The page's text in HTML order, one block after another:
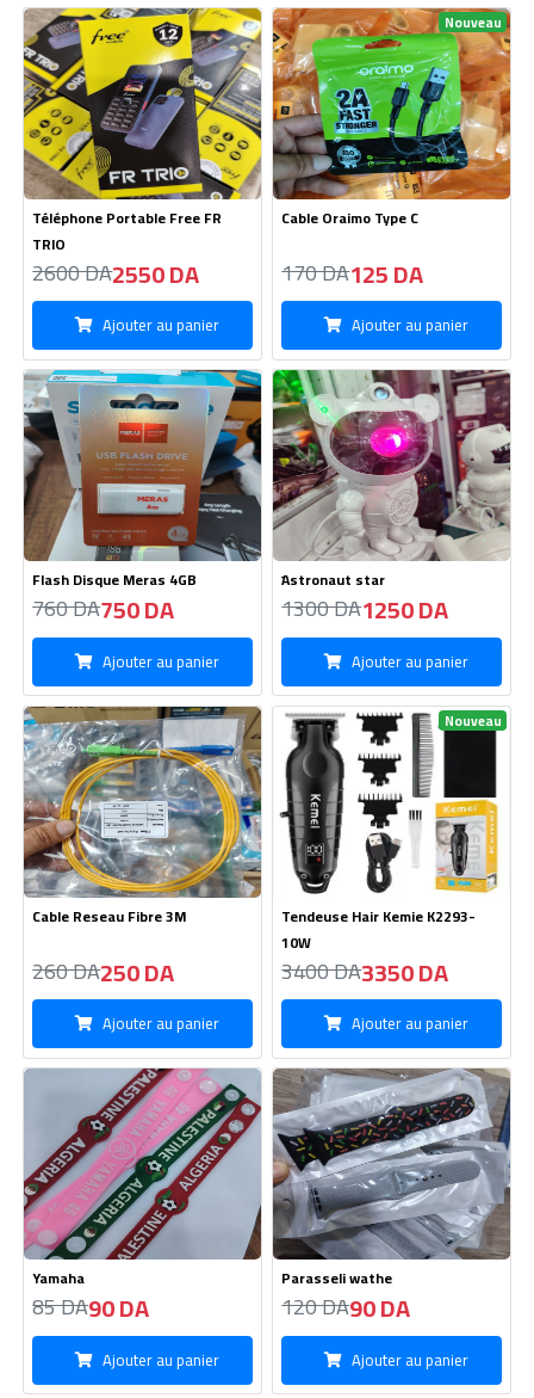
Téléphone Portable Free FR
TRIO
2600 DA2550 DA
Ajouter au panier
Cable Oraimo Type C
170 DA125 DA
Ajouter au panier
Flash Disque Meras 4GB
760 DA750 DA
Ajouter au panier
َAstronaut star
1300 DA1250 DA
Ajouter au panier
Cable Reseau Fibre 3M
260 DA250 DA
Ajouter au panier
Nouveau
Tendeuse Hair Kemie K2293-
10W
3400 DA3350 DA
Ajouter au panier
Yamaha
85 DA90 DA
Ajouter au panier
Parasseli wathe
120 DA90 DA
Ajouter au panier